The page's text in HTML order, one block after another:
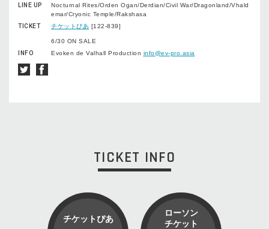
LINE UP
Nocturnal Rites/Orden Ogan/Derdian/Civil War/Dragonland/Vhald
emar/Cryonic Temple/Rakshasa
TICKET
チケットぴあ [122-839]
6/30 ON SALE
INFO
Evoken de Valhall Production info@ev-pro.asia
TICKET INFO
チケットぴあ
ローソン
チケット